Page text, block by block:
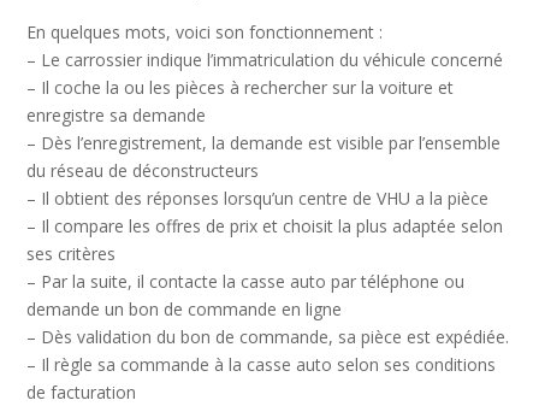
En quelques mots, voici son fonctionnement :
– Le carrossier indique l’immatriculation du véhicule concerné
– Il coche la ou les pièces à rechercher sur la voiture et
enregistre sa demande
– Dès l’enregistrement, la demande est visible par l’ensemble
du réseau de déconstructeurs
– Il obtient des réponses lorsqu’un centre de VHU a la pièce
– Il compare les offres de prix et choisit la plus adaptée selon
ses critères
– Par la suite, il contacte la casse auto par téléphone ou
demande un bon de commande en ligne
– Dès validation du bon de commande, sa pièce est expédiée.
– Il règle sa commande à la casse auto selon ses conditions
de facturation